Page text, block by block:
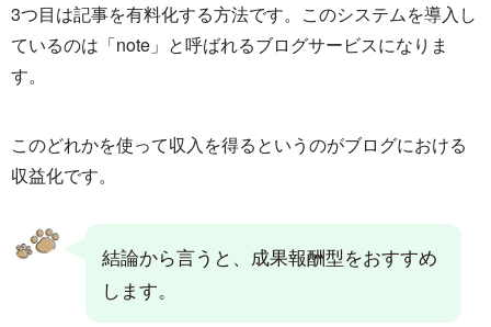
3つ目は記事を有料化する方法です。このシステムを導入し
ているのは「note」と呼ばれるブログサービスになりま
す。
このどれかを使って収入を得るというのがブログにおける
収益化です。
結論から言うと、成果報酬型をおすすめ
します。